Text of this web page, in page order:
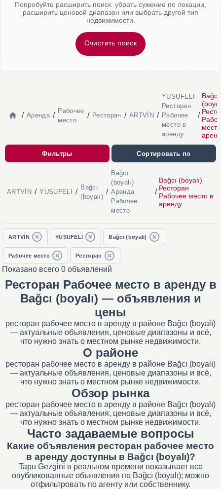
Попробуйте расширить поиск: убрать сужение по локации,
расширить ценовой диапазон или выбрать другой тип
недвижимости.
Очистить поиск
/ Аренда /
Рабочее
место
/ Ресторан / ARTVİN /
YUSUFELİ
Ресторан
Рабочее
место в
аренду
/
Bağcı
Фильтры Сортировать по
ARTVİN / YUSUFELİ /
Bağcı
(boyalı)
/
Bağcı
(boyalı)
Аренда
Рабочее
место
/
Bağcı (boyalı)
Ресторан
Рабочее место в
аренду
ARTVİN YUSUFELİ Bağcı (boyalı)
Рабочее место Ресторан
Показано всего 0 объявлений
Ресторан Рабочее место в аренду в
Bağcı (boyalı) — объявления и
цены
ресторан рабочее место в аренду в районе Bağcı (boyalı)
— актуальные объявления, ценовые диапазоны и всё,
что нужно знать о местном рынке недвижимости.
О районе
ресторан рабочее место в аренду в районе Bağcı (boyalı)
— актуальные объявления, ценовые диапазоны и всё,
что нужно знать о местном рынке недвижимости.
Обзор рынка
ресторан рабочее место в аренду в районе Bağcı (boyalı)
— актуальные объявления, ценовые диапазоны и всё,
что нужно знать о местном рынке недвижимости.
Часто задаваемые вопросы
Какие объявления ресторан рабочее место
в аренду доступны в Bağcı (boyalı)?
Tapu Gezgini в реальном времени показывает все
опубликованные объявления по Bağcı (boyalı); можно
отфильтровать по агенту или собственнику.